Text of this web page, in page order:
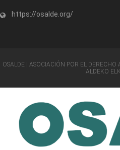
https://osalde.org/
OSALDE | ASOCIACIÓN POR EL DERECHO
ALDEKO